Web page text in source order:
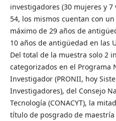
investigadores (30 mujeres y
54, los mismos cuentan con
máximo de 29 años de
10 años de antigüedad en las
Del total de la muestra solo 2
categorizados en el Programa
Investigador (PRONII, hoy
Investigadores), del Consejo
Tecnología (CONACYT), la
título de posgrado de maestría